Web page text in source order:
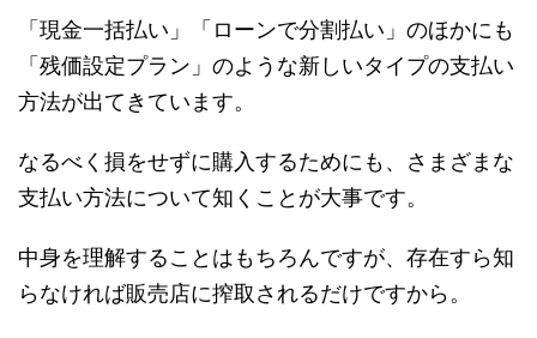
「現金一括払い」「ローンで分割払い」のほかにも
「残価設定プラン」のような新しいタイプの支払い
方法が出てきています。
なるべく損をせずに購入するためにも、さまざまな
支払い方法について知くことが大事です。
中身を理解することはもちろんですが、存在すら知
らなければ販売店に搾取されるだけですから。